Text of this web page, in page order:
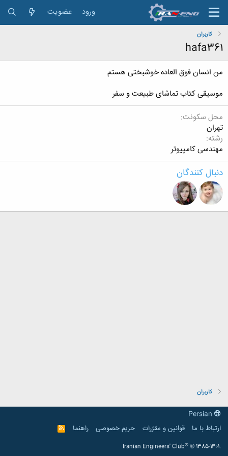
ورود عضویت
کاربران
hafa361
من انسان فوق العاده خوشبختی هستم
موسیقی کتاب تماشای طبیعت و سفر
محل سکونت
تهران
رشته
مهندسی کامپیوتر
دنبال کنندگان
کاربران
ارتباط با ما
قوانین و مقرّرات حریم خصوصی راهنما
R
S
Iranian Engineers' Club® © 1385-1401.